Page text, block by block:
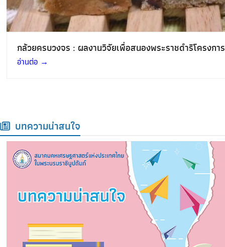
กล้วยครบวงจร : ผลงานวิจัยเพื่อสนองพระราชดำริโครงก
อ่านต่อ →
บทความน่าสนใจ